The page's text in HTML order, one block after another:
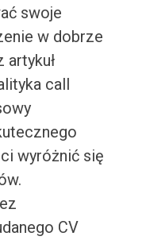
swoje
w dobrze
artykuł
call
wyróżnić się
CV